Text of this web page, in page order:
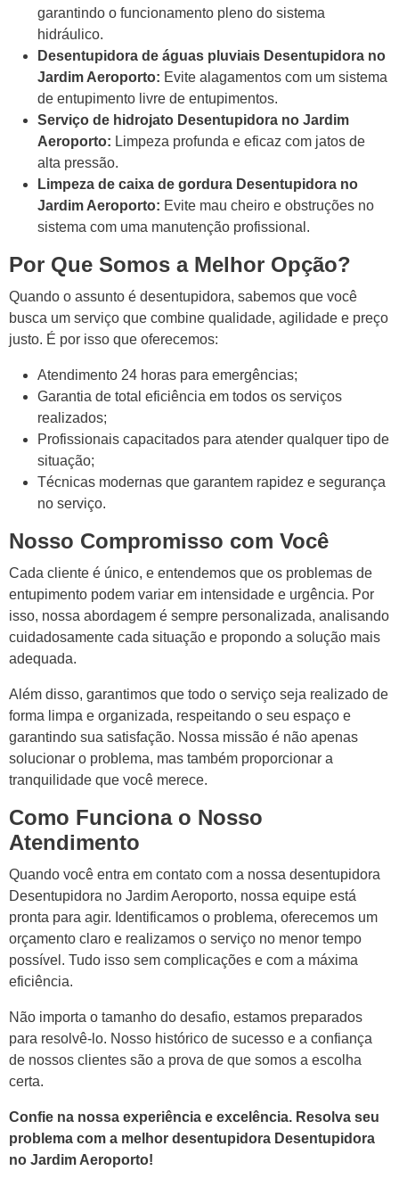
garantindo o funcionamento pleno do sistema
hidráulico.
Desentupidora de águas pluviais Desentupidora no
Jardim Aeroporto: Evite alagamentos com um sistema
de entupimento livre de entupimentos.
Serviço de hidrojato Desentupidora no Jardim
Aeroporto: Limpeza profunda e eficaz com jatos de
alta pressão.
Limpeza de caixa de gordura Desentupidora no
Jardim Aeroporto: Evite mau cheiro e obstruções no
sistema com uma manutenção profissional.
Por Que Somos a Melhor Opção?
Quando o assunto é desentupidora, sabemos que você
busca um serviço que combine qualidade, agilidade e preço
justo. É por isso que oferecemos:
Atendimento 24 horas para emergências;
Garantia de total eficiência em todos os serviços
realizados;
Profissionais capacitados para atender qualquer tipo de
situação;
Técnicas modernas que garantem rapidez e segurança
no serviço.
Nosso Compromisso com Você
Cada cliente é único, e entendemos que os problemas de
entupimento podem variar em intensidade e urgência. Por
isso, nossa abordagem é sempre personalizada, analisando
cuidadosamente cada situação e propondo a solução mais
adequada.
Além disso, garantimos que todo o serviço seja realizado de
forma limpa e organizada, respeitando o seu espaço e
garantindo sua satisfação. Nossa missão é não apenas
solucionar o problema, mas também proporcionar a
tranquilidade que você merece.
Como Funciona o Nosso
Atendimento
Quando você entra em contato com a nossa desentupidora
Desentupidora no Jardim Aeroporto, nossa equipe está
pronta para agir. Identificamos o problema, oferecemos um
orçamento claro e realizamos o serviço no menor tempo
possível. Tudo isso sem complicações e com a máxima
eficiência.
Não importa o tamanho do desafio, estamos preparados
para resolvê-lo. Nosso histórico de sucesso e a confiança
de nossos clientes são a prova de que somos a escolha
certa.
Confie na nossa experiência e excelência. Resolva seu
problema com a melhor desentupidora Desentupidora
no Jardim Aeroporto!